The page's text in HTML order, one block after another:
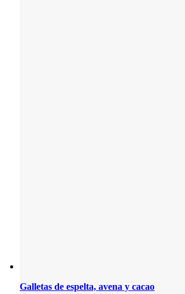
Galletas de espelta, avena y cacao